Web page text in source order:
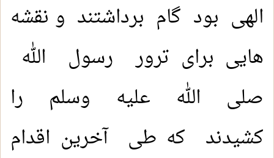
الهی بود گام برداشتند و نقشه
هایی برای ترور رسول الله
صلی الله عليه وسلم را
کشیدند که طی آخرین اقدام